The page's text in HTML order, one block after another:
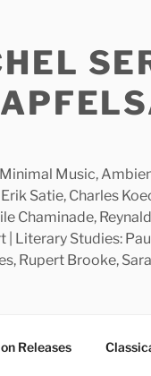
Music,
Satie, Charles
Chaminade,
Literary Studies:
Rupert Brooke,
Releases